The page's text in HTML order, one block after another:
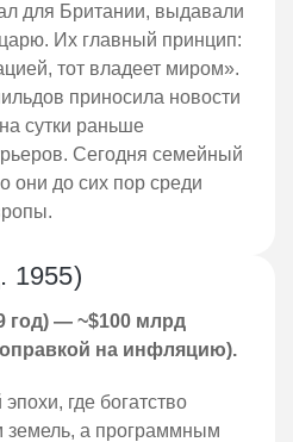
для Британии, выдавали
Их главный принцип:
тот владеет миром».
приносила новости
сутки раньше
Сегодня семейный
они до сих пор среди
1955)
год) — ~$100 млрд
на инфляцию).
где богатство
земель, а программным